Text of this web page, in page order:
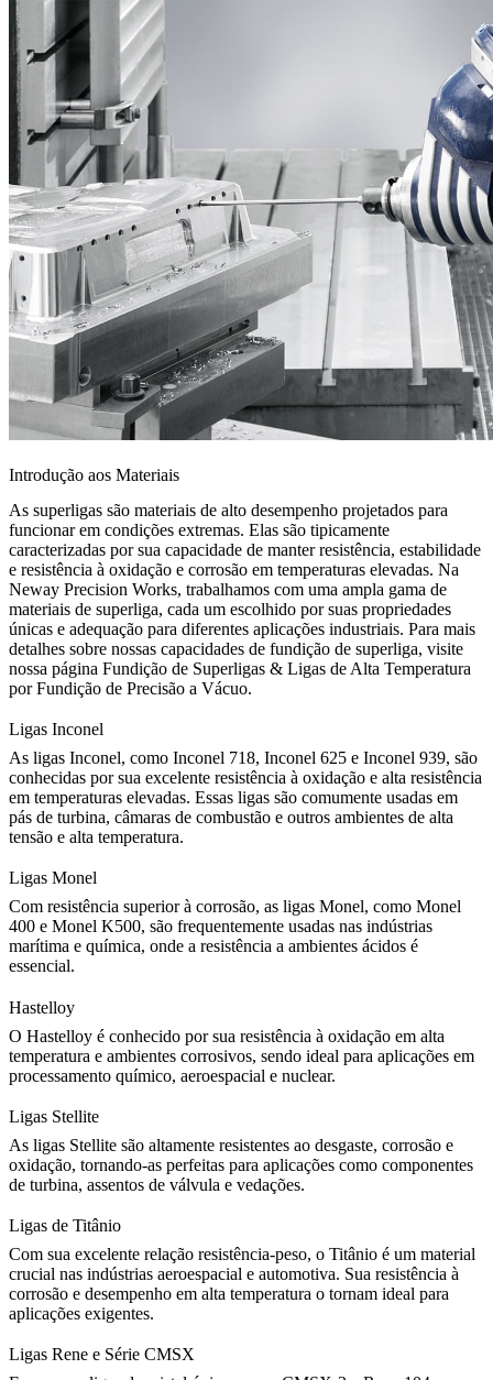
Introdução aos Materiais
As superligas são materiais de alto desempenho projetados para
funcionar em condições extremas. Elas são tipicamente
caracterizadas por sua capacidade de manter resistência, estabilidade
e resistência à oxidação e corrosão em temperaturas elevadas. Na
Neway Precision Works, trabalhamos com uma ampla gama de
materiais de superliga, cada um escolhido por suas propriedades
únicas e adequação para diferentes aplicações industriais. Para mais
detalhes sobre nossas capacidades de fundição de superliga, visite
nossa página Fundição de Superligas & Ligas de Alta Temperatura
por Fundição de Precisão a Vácuo.
Ligas Inconel
As ligas Inconel, como Inconel 718, Inconel 625 e Inconel 939, são
conhecidas por sua excelente resistência à oxidação e alta resistência
em temperaturas elevadas. Essas ligas são comumente usadas em
pás de turbina, câmaras de combustão e outros ambientes de alta
tensão e alta temperatura.
Ligas Monel
Com resistência superior à corrosão, as ligas Monel, como Monel
400 e Monel K500, são frequentemente usadas nas indústrias
marítima e química, onde a resistência a ambientes ácidos é
essencial.
Hastelloy
O Hastelloy é conhecido por sua resistência à oxidação em alta
temperatura e ambientes corrosivos, sendo ideal para aplicações em
processamento químico, aeroespacial e nuclear.
Ligas Stellite
As ligas Stellite são altamente resistentes ao desgaste, corrosão e
oxidação, tornando-as perfeitas para aplicações como componentes
de turbina, assentos de válvula e vedações.
Ligas de Titânio
Com sua excelente relação resistência-peso, o Titânio é um material
crucial nas indústrias aeroespacial e automotiva. Sua resistência à
corrosão e desempenho em alta temperatura o tornam ideal para
aplicações exigentes.
Ligas Rene e Série CMSX